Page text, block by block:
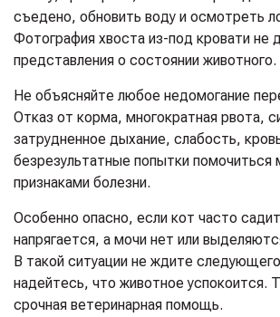
съедено, обновить воду и осмотреть
Фотография хвоста из-под кровати не
представления о состоянии животного.
Не объясняйте любое недомогание
Отказ от корма, многократная рвота,
затрудненное дыхание, слабость,
безрезультатные попытки помочиться
признаками болезни.
Особенно опасно, если кот часто
напрягается, а мочи нет или
В такой ситуации не ждите
надейтесь, что животное успокоится.
срочная ветеринарная помощь.